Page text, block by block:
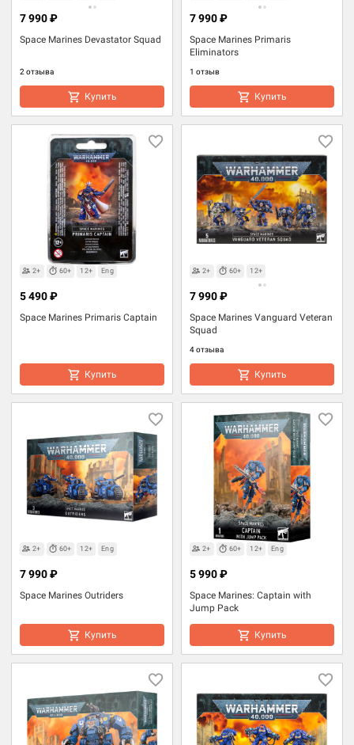
Space Marines Devastator Squad
2 отзыва
7 990 ₽
Купить
Space Marines Primaris
Eliminators
1 отзыв
7 990 ₽
Купить
2+ 60+ 12+ Eng
Space Marines Primaris Captain
5 490 ₽
Купить
2+ 60+ 12+
Space Marines Vanguard Veteran
Squad
4 отзыва
7 990 ₽
Купить
2+ 60+ 12+ Eng
Space Marines Outriders
7 990 ₽
Купить
2+ 60+ 12+ Eng
Space Marines: Captain with
Jump Pack
5 990 ₽
Купить